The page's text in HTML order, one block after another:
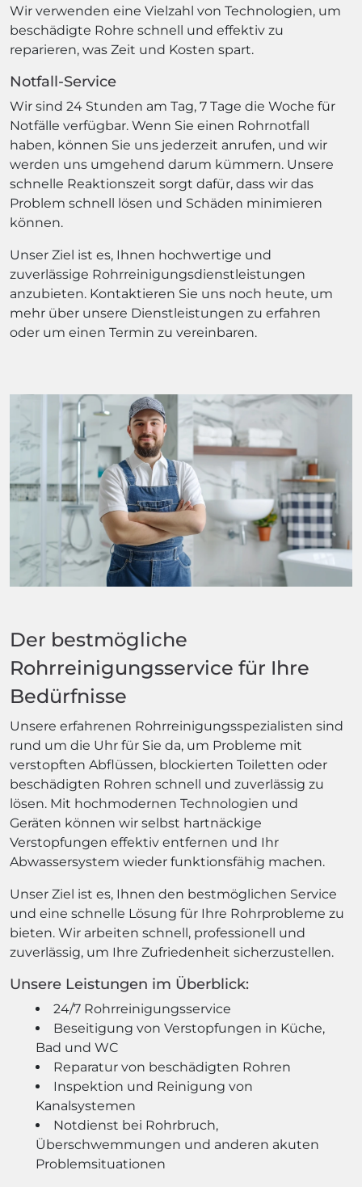
Wir verwenden eine Vielzahl von Technologien, um
beschädigte Rohre schnell und effektiv zu
reparieren, was Zeit und Kosten spart.
Notfall-Service
Wir sind 24 Stunden am Tag, 7 Tage die Woche für
Notfälle verfügbar. Wenn Sie einen Rohrnotfall
haben, können Sie uns jederzeit anrufen, und wir
werden uns umgehend darum kümmern. Unsere
schnelle Reaktionszeit sorgt dafür, dass wir das
Problem schnell lösen und Schäden minimieren
können.
Unser Ziel ist es, Ihnen hochwertige und
zuverlässige Rohrreinigungsdienstleistungen
anzubieten. Kontaktieren Sie uns noch heute, um
mehr über unsere Dienstleistungen zu erfahren
oder um einen Termin zu vereinbaren.
Der bestmögliche
Rohrreinigungsservice für Ihre
Bedürfnisse
Unsere erfahrenen Rohrreinigungsspezialisten sind
rund um die Uhr für Sie da, um Probleme mit
verstopften Abflüssen, blockierten Toiletten oder
beschädigten Rohren schnell und zuverlässig zu
lösen. Mit hochmodernen Technologien und
Geräten können wir selbst hartnäckige
Verstopfungen effektiv entfernen und Ihr
Abwassersystem wieder funktionsfähig machen.
Unser Ziel ist es, Ihnen den bestmöglichen Service
und eine schnelle Lösung für Ihre Rohrprobleme zu
bieten. Wir arbeiten schnell, professionell und
zuverlässig, um Ihre Zufriedenheit sicherzustellen.
Unsere Leistungen im Überblick:
24/7 Rohrreinigungsservice
Beseitigung von Verstopfungen in Küche,
Bad und WC
Reparatur von beschädigten Rohren
Inspektion und Reinigung von
Kanalsystemen
Notdienst bei Rohrbruch,
Überschwemmungen und anderen akuten
Problemsituationen